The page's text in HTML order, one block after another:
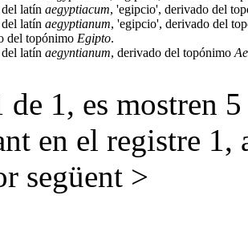
latín aegyptiacum, 'egipcio', derivado del
latín aegyptianum, 'egipcio', derivado del
del topónimo Egipto.
latín aegyntianum, derivado del topónimo
de 1, es mostren
en el registre 1,
següent >